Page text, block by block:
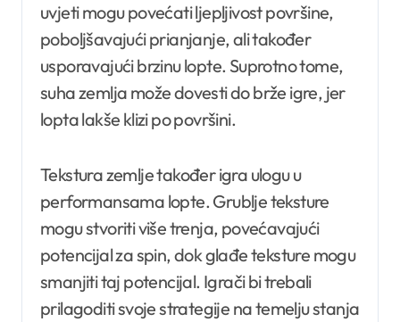
uvjeti mogu povećati ljepljivost površine,
poboljšavajući prianjanje, ali također
usporavajući brzinu lopte. Suprotno tome,
suha zemlja može dovesti do brže igre, jer
lopta lakše klizi po površini.
Tekstura zemlje također igra ulogu u
performansama lopte. Grublje teksture
mogu stvoriti više trenja, povećavajući
potencijal za spin, dok glađe teksture mogu
smanjiti taj potencijal. Igrači bi trebali
prilagoditi svoje strategije na temelju stanja